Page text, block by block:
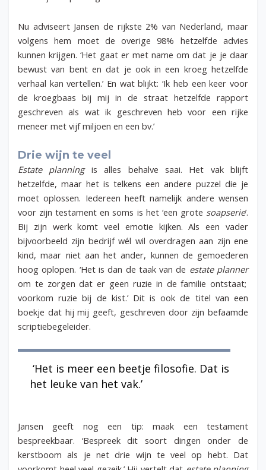
Nu adviseert Jansen de rijkste 2% van Nederland, maar
volgens hem moet de overige 98% hetzelfde advies
kunnen krijgen. ‘Het gaat er met name om dat je je daar
bewust van bent en dat je ook in een kroeg hetzelfde
verhaal kan vertellen.’ En wat blijkt: ‘Ik heb een keer voor
de kroegbaas bij mij in de straat hetzelfde rapport
geschreven als wat ik geschreven heb voor een rijke
meneer met vijf miljoen en een bv.’
Drie wijn te veel
Estate planning is alles behalve saai. Het vak blijft
hetzelfde, maar het is telkens een andere puzzel die je
moet oplossen. Iedereen heeft namelijk andere wensen
voor zijn testament en soms is het ‘een grote soapserie’.
Bij zijn werk komt veel emotie kijken. Als een vader
bijvoorbeeld zijn bedrijf wél wil overdragen aan zijn ene
kind, maar niet aan het ander, kunnen de gemoederen
hoog oplopen. ‘Het is dan de taak van de estate planner
om te zorgen dat er geen ruzie in de familie ontstaat;
voorkom ruzie bij de kist.’ Dit is ook de titel van een
boekje dat hij mij geeft, geschreven door zijn befaamde
scriptiebegeleider.
‘Het is meer een beetje filosofie. Dat is
het leuke van het vak.’
Jansen geeft nog een tip: maak een testament
bespreekbaar. ‘Bespreek dit soort dingen onder de
kerstboom als je net drie wijn te veel op hebt. Dat